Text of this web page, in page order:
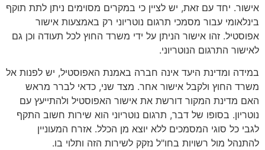
אישור. יחד עם זאת, יש לציין כי במקרים מסוימים ניתן לתת תוקף
בינלאומי עבור מסמכי תרגום נוטריוני רק באמצעות אישור
אפוסטיל. זהו אישור הניתן על ידי משרד החוץ לכל תעודה וכן גם
לאישור התרגום הנוטריוני.
במידה ומדינת היעד אינה חברה באמנת האפוסטיל, יש לפנות אל
משרד החוץ ולקבל אישור אחר. מצד שני, כדאי לברר מראש
האם מדינת המקור דורשת את אישור האפוסטיל ולהתייעץ עם
נוטריון. בסופו של דבר, תרגום נוטריוני הוא שירות חשוב התקף
לגבי כל סוגי המסמכים ללא יוצא מן הכלל. אזרח המעוניין
להתנהל מול רשויות בחו"ל נזקק לשירות הזה ותלוי בו.